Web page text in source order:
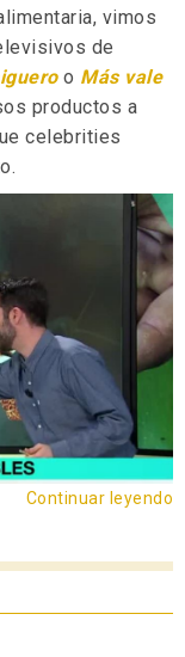
vimos
de
o Más vale
productos a
celebrities
Continuar leyendo